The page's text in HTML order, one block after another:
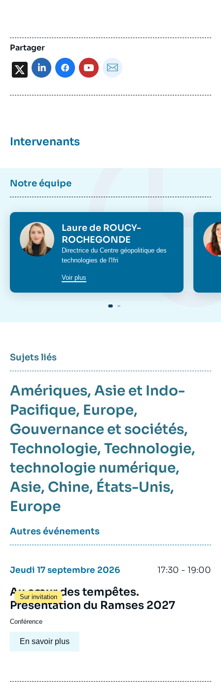
Partager
X
Intervenants
Notre équipe
Photo
Laure de ROUCY-
ROCHEGONDE
Intitulé
du
Directrice du Centre géopolitique des
technologies de l'Ifri
Voir plus
Sujets liés
Amériques Asie et Indo-
Pacifique Europe
Gouvernance et sociétés
Technologie Technologie
technologie numérique
Asie Chine États-Unis
Europe
Autres événements
Jeudi 17 septembre 2026 17:30 - 19:00
Sur invitation
Au cœur des tempêtes.
Présentation du Ramses 2027
Conférence
En savoir plus